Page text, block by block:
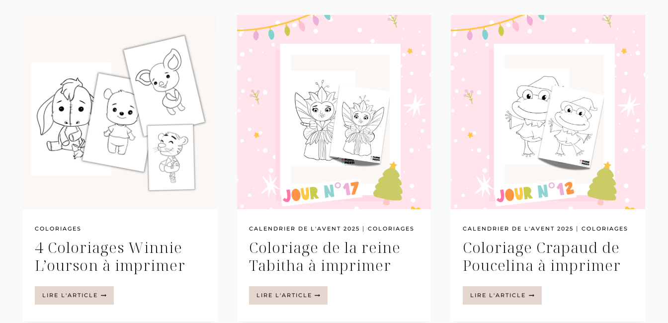
COLORIAGES
4 Coloriages Winnie
L’ourson à imprimer
LIRE L'ARTICLE 4
COLORIAGES
CALENDRIER DE L'AVENT 2025 | COLORIAGES
Coloriage de la reine
Tabitha à imprimer
LIRE L'ARTICLE COLORIAGE
DE
CALENDRIER DE L'AVENT 2025 |COLORIAGES
Coloriage Crapaud de
Poucelina à imprimer
LIRE L'ARTICLE COLORIAGE
CRAPAUD